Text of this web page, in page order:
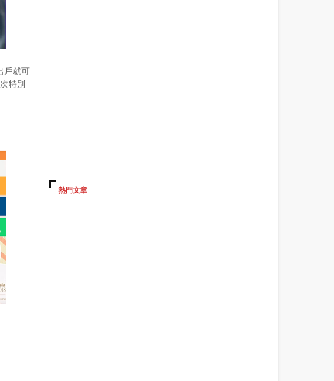
戶就可
特別
熱門文章